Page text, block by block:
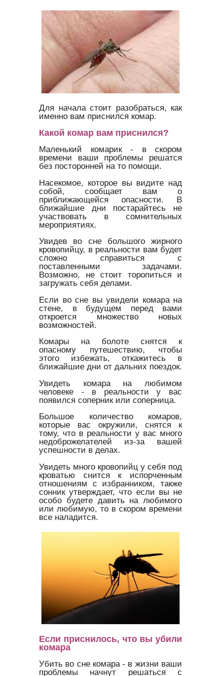
Для начала стоит разобраться, как
именно вам приснился комар.
Какой комар вам приснился?
Маленький комарик - в скором
времени ваши проблемы решатся
без посторонней на то помощи.
Насекомое, которое вы видите над
собой, сообщает вам о
приближающейся опасности. В
ближайшие дни постарайтесь не
участвовать в сомнительных
мероприятиях.
Увидев во сне большого жирного
кровопийцу, в реальности вам будет
сложно справиться с
поставленными задачами.
Возможно, не стоит торопиться и
загружать себя делами.
Если во сне вы увидели комара на
стене, в будущем перед вами
откроется множество новых
возможностей.
Комары на болоте снятся к
опасному путешествию, чтобы
этого избежать, откажитесь в
ближайшие дни от дальних поездок.
Увидеть комара на любимом
человеке - в реальности у вас
появился соперник или соперница.
Большое количество комаров,
которые вас окружили, снятся к
тому, что в реальности у вас много
недоброжелателей из-за вашей
успешности в делах.
Увидеть много кровопийц у себя под
кроватью снится к испорченным
отношениям с избранником, также
сонник утверждает, что если вы не
особо будете давить на любимого
или любимую, то в скором времени
все наладится.
Если приснилось, что вы убили
комара
Убить во сне комара - в жизни ваши
проблемы начнут решаться с